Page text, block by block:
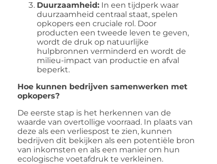
Duurzaamheid: In een tijdperk waar
duurzaamheid centraal staat, spelen
opkopers een cruciale rol. Door
producten een tweede leven te geven,
wordt de druk op natuurlijke
hulpbronnen verminderd en wordt de
milieu-impact van productie en afval
beperkt.
Hoe kunnen bedrijven samenwerken met
opkopers?
De eerste stap is het herkennen van de
waarde van overtollige voorraad. In plaats van
deze als een verliespost te zien, kunnen
bedrijven dit bekijken als een potentiële bron
van inkomsten en als een manier om hun
ecologische voetafdruk te verkleinen.